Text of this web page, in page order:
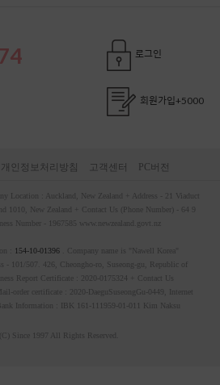
로그인
회원가입+5000
개인정보처리방침 고객센터 PC버전
Location : Auckland, New Zealand + Address - 21 Viaduct
1010, New Zealand + Contact Us (Phone Number) - 64 9
Number - 1967585 www.newzealand.govt.nz
: 154-10-01396
. Company name is "Nawell Korea"
- 101/507. 426, Cheongho-ro, Suseong-gu, Republic of
Report Certificate : 2020-0175324 + Contact Us
order certificate : 2020-DaeguSuseongGu-0449, Internet
Information : IBK 161-111959-01-011 Kim Naksu
Since 1997 All Rights Reserved.